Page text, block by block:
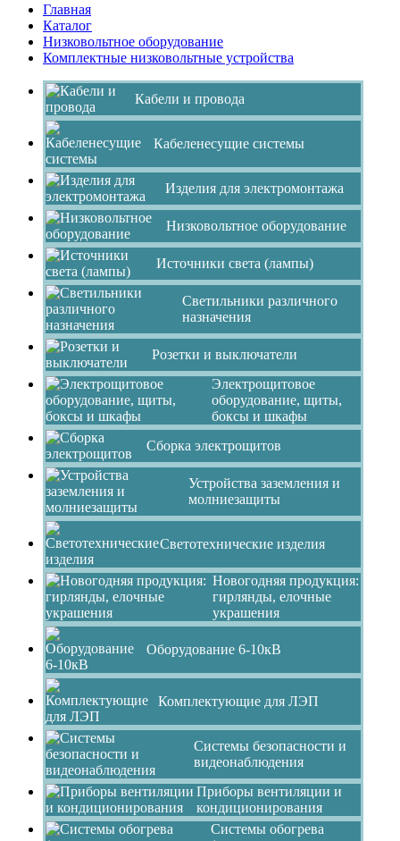
Главная
Каталог
Низковольтное оборудование
Комплектные низковольтные устройства
Кабели и провода
Кабеленесущие системы
Изделия для электромонтажа
Низковольтное оборудование
Источники света (лампы)
Светильники различного
назначения
Розетки и выключатели
Электрощитовое
оборудование, щиты,
боксы и шкафы
Сборка электрощитов
Устройства заземления и
молниезащиты
Светотехнические изделия
Новогодняя продукция:
гирлянды, елочные
украшения
Оборудование 6-10кВ
Комплектующие для ЛЭП
Системы безопасности и
видеонаблюдения
Приборы вентиляции и
кондиционирования
Системы обогрева